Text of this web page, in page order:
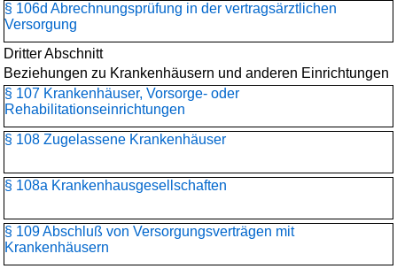
§ 106d Abrechnungsprüfung in der vertragsärztlichen
Versorgung
Dritter Abschnitt
Beziehungen zu Krankenhäusern und anderen Einrichtungen
§ 107 Krankenhäuser, Vorsorge- oder
Rehabilitationseinrichtungen
§ 108 Zugelassene Krankenhäuser
§ 108a Krankenhausgesellschaften
§ 109 Abschluß von Versorgungsverträgen mit
Krankenhäusern